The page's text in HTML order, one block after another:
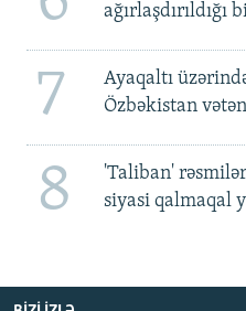
7
Ayaqaltı
Özbəkistan
8
'Taliban'
siyasi qalmaqal